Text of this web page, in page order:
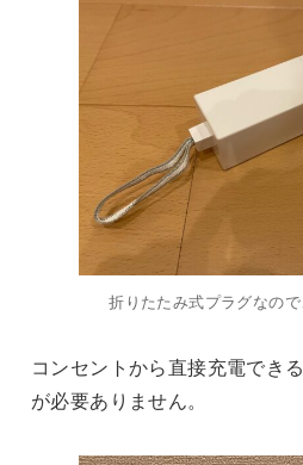
折りたたみ式プラグなの
コンセントから直接充電でき
が必要ありません。